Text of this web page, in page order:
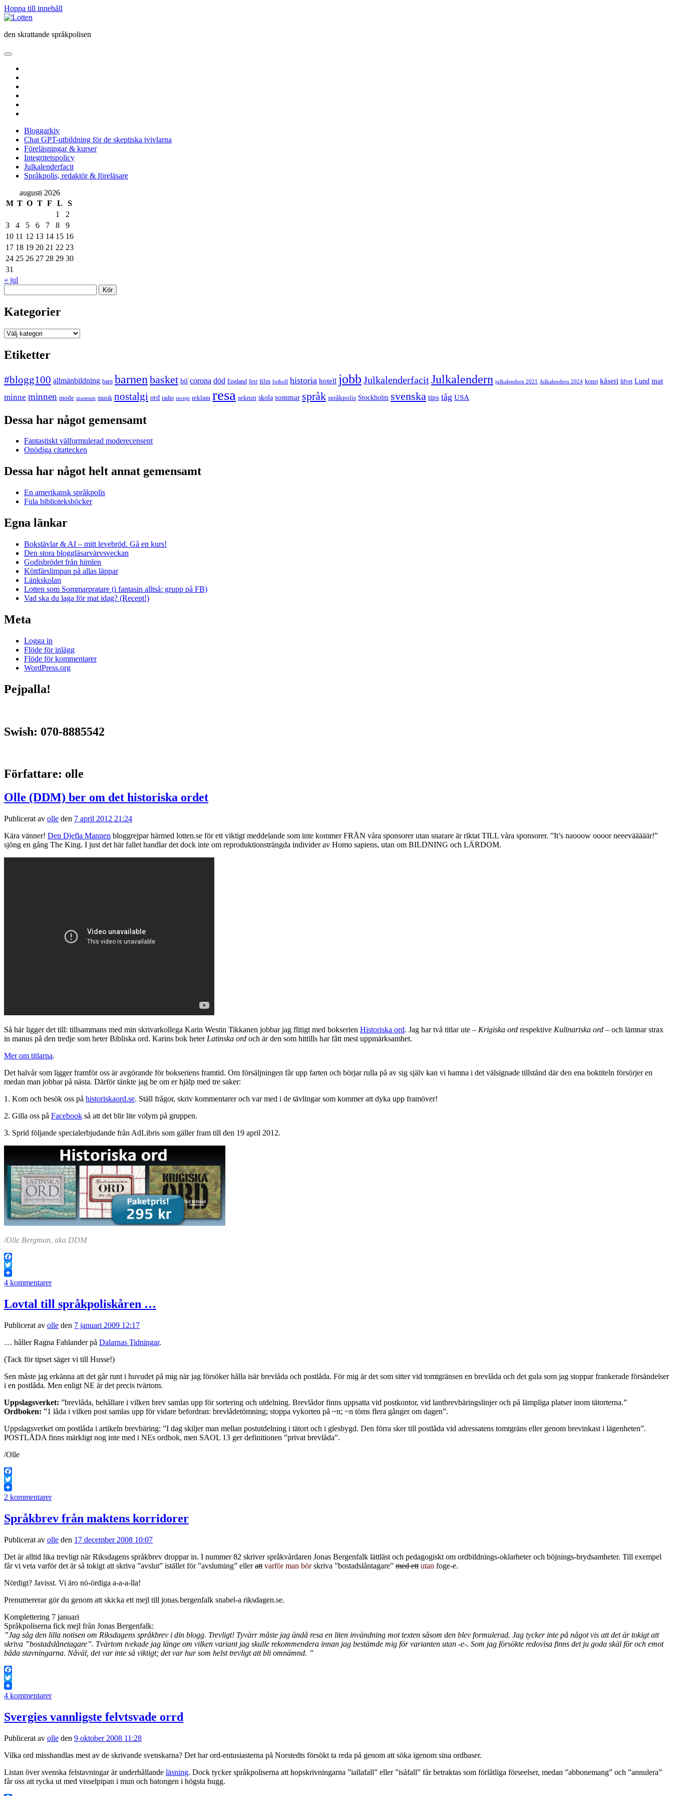
Hoppa till innehåll
Lotten
den skrattande språkpolisen
öppna
meny
Bloggarkiv
Chat GPT-utbildning för de skeptiska tvivlarna
Föreläsningar & kurser
Integritetspolicy
Julkalenderfacit
Språkpolis, redaktör & föreläsare
Sidopanel
augusti 2026
M T O T F L
S
1
2
3
4 5 6 7 8
9
10 11 12 13 14 15 16
17 18 19 20 21 22 23
24 25 26 27 28 29 30
31
« jul
Kategorier
Kategorier
Etiketter
#blogg100 allmänbildning barn barnen basket bil corona död England fest film fotboll historia hotell jobb JulkalenderfacitJulkalendern julkalendern 2021 Julkalendern 2024 konst kåseri lifvet Lund mat
minne minnen mode museum musik nostalgi ord radio recept reklam resa sekrutt skola sommar språk språkpolis Stockholm svenska tips tåg USA
Dessa har något gemensamt
Fantastiskt välformulerad moderecensent
Onödiga citattecken
Dessa har något helt annat gemensamt
En amerikansk språkpolis
Fula biblioteksböcker
Egna länkar
Bokstävlar & AI – mitt levebröd. Gå en kurs!
Den stora bloggläsarvärvsveckan
Godisbrödet från himlen
Köttfärslimpan på allas läppar
Länkskolan
Lotten som Sommarpratare (i fantasin alltså: grupp på FB)
Vad ska du laga för mat idag? (Recept!)
Meta
Logga in
Flöde för inlägg
Flöde för kommentarer
WordPress.org
Pejpalla!
Swish: 070-8885542
Författare: olle
Olle (DDM) ber om det historiska ordet
Publicerat av olle den 7 april 2012 21:24
Kära vänner! Den Djefla Mannen bloggrejpar härmed lotten.se för ett viktigt meddelande som inte kommer FRÅN våra sponsorer utan snarare är riktat TILL våra sponsorer. ”It’s naooow oooor neeevääääär!”
sjöng en gång The King. I just det här fallet handlar det dock inte om reproduktionsträngda individer av Homo sapiens, utan om BILDNING och LÄRDOM.
Så här ligger det till: tillsammans med min skrivarkollega Karin Westin Tikkanen jobbar jag flitigt med bokserien Historiska ord. Jag har två titlar ute – Krigiska ord respektive Kulinariska ord – och lämnar strax
in manus på den tredje som heter Bibliska ord. Karins bok heter Latinska ord och är den som hittills har fått mest uppmärksamhet.
Mer om titlarna.
Det halvår som ligger framför oss är avgörande för bokseriens framtid. Om försäljningen får upp farten och börjar rulla på av sig själv kan vi hamna i det välsignade tillstånd där den ena boktiteln försörjer en
medan man jobbar på nästa. Därför tänkte jag be om er hjälp med tre saker:
1. Kom och besök oss på historiskaord.se. Ställ frågor, skriv kommentarer och var med i de tävlingar som kommer att dyka upp framöver!
2. Gilla oss på Facebook så att det blir lite volym på gruppen.
3. Sprid följande specialerbjudande från AdLibris som gäller fram till den 19 april 2012.
/Olle Bergman, aka DDM
Facebook
Twitter
4 kommentarer
Lovtal till språkpoliskåren …
Publicerat av olle den 7 januari 2009 12:17
… håller Ragna Fahlander på Dalarnas Tidningar.
(Tack för tipset säger vi till Husse!)
Sen måste jag erkänna att det går runt i huvudet på mig när jag försöker hålla isär brevlåda och postlåda. För mig är det som sitter vid tomtgränsen en brevlåda och det gula som jag stoppar frankerade försändelser
i en postlåda. Men enligt NE är det precis tvärtom.
Uppslagsverket: ”brevlåda, behållare i vilken brev samlas upp för sortering och utdelning. Brevlådor finns uppsatta vid postkontor, vid lantbrevbäringslinjer och på lämpliga platser inom tätorterna.”
Ordboken: ”1 låda i vilken post samlas upp för vidare befordran: brevlådetömning; stoppa vykorten på ~n; ~n töms flera gånger om dagen”.
Uppslagsverket om postlåda i artikeln brevbäring: ”I dag skiljer man mellan postutdelning i tätort och i glesbygd. Den förra sker till postlåda vid adressatens tomtgräns eller genom brevinkast i lägenheten”.
POSTLÅDA finns märkligt nog inte med i NEs ordbok, men SAOL 13 ger definitionen ”privat brevlåda”.
/Olle
Facebook
Twitter
2 kommentarer
Språkbrev från maktens korridorer
Publicerat av olle den 17 december 2008 10:07
Det är alltid lika trevligt när Riksdagens språkbrev droppar in. I nummer 82 skriver språkvårdaren Jonas Bergenfalk lättläst och pedagogiskt om ordbildnings-oklarheter och böjnings-brydsamheter. Till exempel
får vi veta varför det är så tokigt att skriva ”avslut” istället för ”avslutning” elleratt varför man börskriva ”bostadslåntagare” med ett utan foge-e.
Nördigt? Javisst. Vi äro nö-ördiga a-a-a-lla!
Prenumererar gör du genom att skicka ett mejl till jonas.bergenfalk snabel-a riksdagen.se.
Komplettering 7 januari
Språkpoliserna fick mejl från Jonas Bergenfalk:
”Jag såg den lilla notisen om Riksdagens språkbrev i din blogg. Trevligt! Tyvärr måste jag ändå resa en liten invändning mot texten såsom den blev formulerad. Jag tycker inte på något vis att det är tokigt att
skriva ”bostadslånetagare”. Tvärtom tvekade jag länge om vilken variant jag skulle rekommendera innan jag bestämde mig för varianten utan -e-. Som jag försökte redovisa finns det ju goda skäl för och emot
båda stavningarna. Nåväl, det var inte så viktigt; det var hur som helst trevligt att bli omnämnd. ”
Facebook
Twitter
4 kommentarer
Svergies vannligste felvtsvade orrd
Publicerat av olle den 9 oktober 2008 11:28
Vilka ord misshandlas mest av de skrivande svenskarna? Det har ord-entusiasterna på Norstedts försökt ta reda på genom att söka igenom sina ordbaser.
Listan över svenska felstavningar är underhållande läsning. Dock tycker språkpoliserna att hopskrivningarna ”iallafall” eller ”isåfall” får betraktas som förlåtliga förseelser, medan ”abbonemang” och ”annulera”
får oss att rycka ut med visselpipan i mun och batongen i högsta hugg.